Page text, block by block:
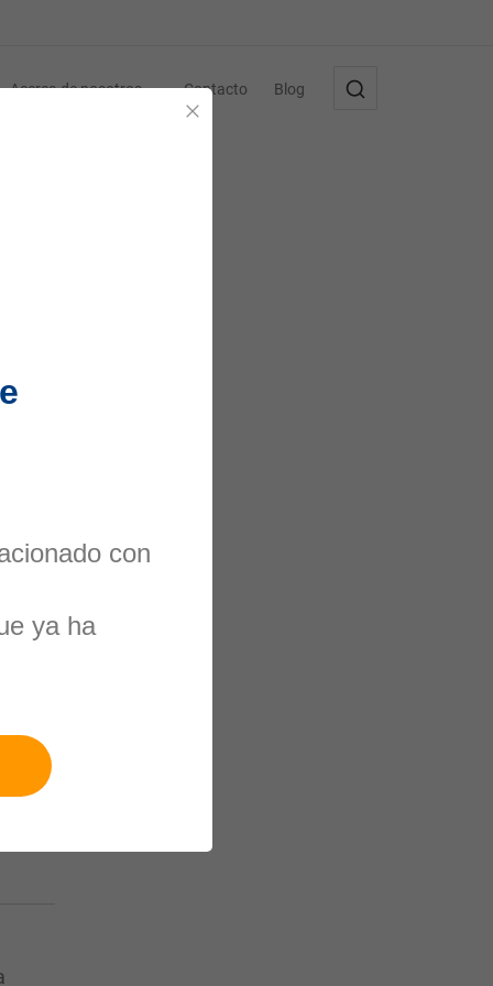
Acerca de nosotros Contacto Blog
con
ya ha